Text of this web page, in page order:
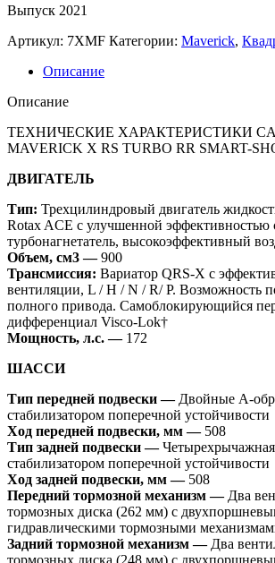
Выпуск 2021
Артикул: 7XMF Категории: Maverick,
Описание
Описание
ТЕХНИЧЕСКИЕ ХАРАКТЕРИСТИКИ
MAVERICK X RS ТURBO RR SMART-
ДВИГАТЕЛЬ
Тип: Трехцилиндровый двигатель
Rotax ACE с улучшенной эффективностью
турбонагнетатель, высокоэффективный
Объем, см3 —900
Трансмиссия: Вариатор QRS-X с
вентиляции, L / H / N / R/ P. Возможность
полного привода. Самоблокирующийся
дифференциал Visco-Lok†
Мощность, л.с. — 172
ШАССИ
Тип передней подвески — Двойные А-
стабилизатором поперечной устойчивости
Ход передней подвески, мм — 508
Тип задней подвески —
стабилизатором поперечной устойчивости
Ход задней подвески, мм — 508
Передний тормозной механизм — Два
тормозных диска (262 мм) с
гидравлическими тормозными
Задний тормозной механизм — Два
тормозных диска (248 мм) с